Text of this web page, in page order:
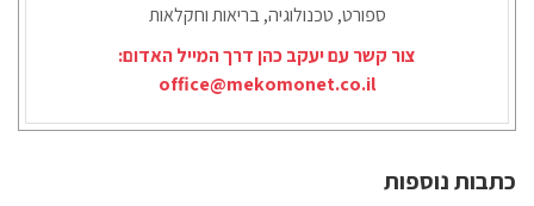
ספורט, טכנולוגיה, בריאות וחקלאות
צור קשר עם יעקב כהן דרך המייל האדום:
office@mekomonet.co.il
כתבות נוספות